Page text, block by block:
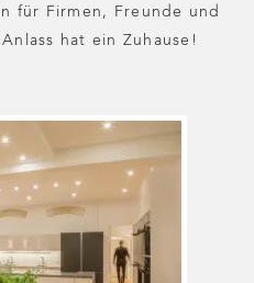
für Firmen, Freunde und
hat ein Zuhause!